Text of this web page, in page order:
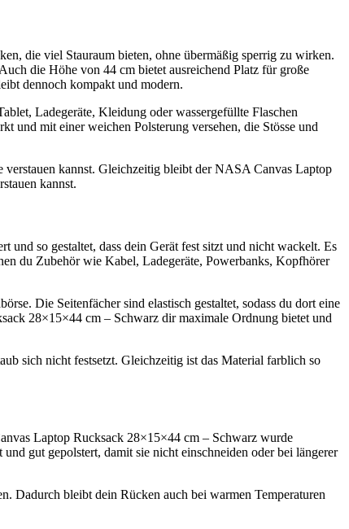
die viel Stauraum bieten, ohne übermäßig sperrig zu wirken.
die Höhe von 44 cm bietet ausreichend Platz für große
dennoch kompakt und modern.
Ladegeräte, Kleidung oder wassergefüllte Flaschen
und mit einer weichen Polsterung versehen, die Stösse und
verstauen kannst. Gleichzeitig bleibt der NASA Canvas Laptop
kannst.
und so gestaltet, dass dein Gerät fest sitzt und nicht wackelt. Es
du Zubehör wie Kabel, Ladegeräte, Powerbanks, Kopfhörer
Die Seitenfächer sind elastisch gestaltet, sodass du dort eine
28×15×44 cm – Schwarz dir maximale Ordnung bietet und
sich nicht festsetzt. Gleichzeitig ist das Material farblich so
Laptop Rucksack 28×15×44 cm – Schwarz wurde
gut gepolstert, damit sie nicht einschneiden oder bei längerer
Dadurch bleibt dein Rücken auch bei warmen Temperaturen